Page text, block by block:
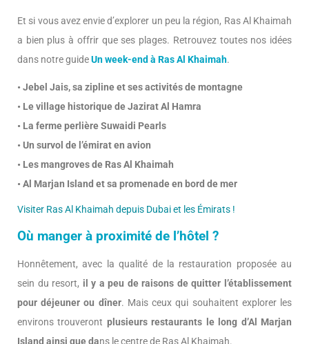
Et si vous avez envie d’explorer un peu la région, Ras Al Khaimah
a bien plus à offrir que ses plages. Retrouvez toutes nos idées
dans notre guideUn week-end à Ras Al Khaimah.
• Jebel Jais, sa zipline et ses activités de montagne
• Le village historique de Jazirat Al Hamra
• La ferme perlière Suwaidi Pearls
• Un survol de l’émirat en avion
• Les mangroves de Ras Al Khaimah
• Al Marjan Island et sa promenade en bord de mer
Visiter Ras Al Khaimah depuis Dubai et les Émirats !
Où manger à proximité de l’hôtel ?
Honnêtement, avec la qualité de la restauration proposée au
sein du resort, il y a peu de raisons de quitter l’établissement
pour déjeuner ou dîner. Mais ceux qui souhaitent explorer les
environs trouveront plusieurs restaurants le long d’Al Marjan
Island ainsi que dans le centre de Ras Al Khaimah.